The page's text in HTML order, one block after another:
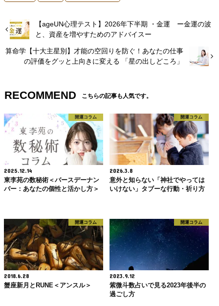
【ageUN心理テスト】2026年下半期 ・金運 ー金運の波
と、資産を増やすためのアドバイスー
算命学【十大主星別】才能の空回りを防ぐ！あなたの仕事
の評価をグッと上向きに変える 「星の出しどころ」
RECOMMEND こちらの記事も人気です。
開運コラム
2025.12.14
東李苑の数秘術＜バースデーナン
バー：あなたの個性と活かし方＞
開運コラム
2026.3.8
意外と知らない「神社でやっては
いけない」タブーな行動・祈り方
開運コラム
2018.6.28
蟹座新月とRUNE＜アンスル＞
開運コラム
2023.9.12
紫微斗数占いで見る2023年後半の
過ごし方